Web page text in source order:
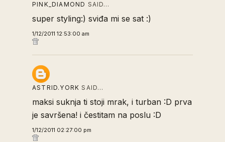
PINK_DIAMOND SAID…
super styling:) sviđa mi se sat :)
1/12/2011 12:53:00 am
ASTRID.YORK SAID…
maksi suknja ti stoji mrak, i turban :D prva
je savršena! i čestitam na poslu :D
1/12/2011 02:27:00 pm